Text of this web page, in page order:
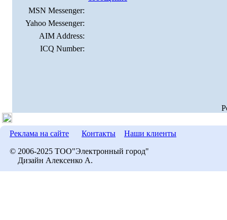
MSN Messenger:
Yahoo Messenger:
AIM Address:
ICQ Number:
Реклама на сайте Контакты Наши клиенты
© 2006-2025 ТОО"Электронный город"
Дизайн Алексенко А.